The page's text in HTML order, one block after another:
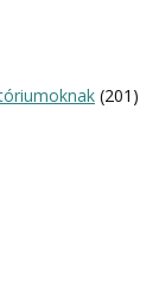
(201)